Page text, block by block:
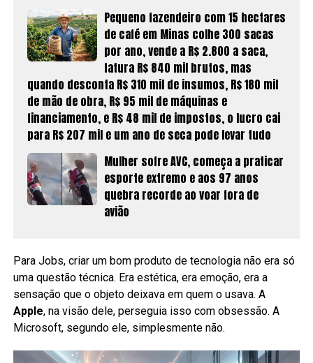
Pequeno fazendeiro com 15 hectares
de café em Minas colhe 300 sacas
por ano, vende a R$ 2.800 a saca,
fatura R$ 840 mil brutos, mas
quando desconta R$ 310 mil de insumos, R$ 180 mil
de mão de obra, R$ 95 mil de máquinas e
financiamento, e R$ 48 mil de impostos, o lucro cai
para R$ 207 mil e um ano de seca pode levar tudo
Mulher sofre AVC, começa a praticar
esporte extremo e aos 97 anos
quebra recorde ao voar fora de
avião
Para Jobs, criar um bom produto de tecnologia não era só
uma questão técnica. Era estética, era emoção, era a
sensação que o objeto deixava em quem o usava. A
Apple, na visão dele, perseguia isso com obsessão. A
Microsoft, segundo ele, simplesmente não.